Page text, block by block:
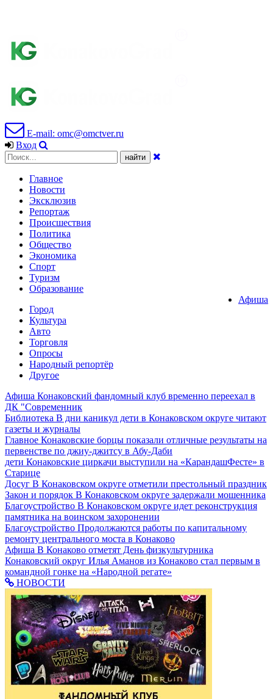
E-mail: omc@omctver.ru
Вход
Главное
Новости
Эксклюзив
Репортаж
Происшествия
Политика
Общество
Экономика
Спорт
Туризм
Образование
Афиша
Город
Культура
Авто
Торговля
Опросы
Народный репортёр
Другое
Афиша Конаковский фандомный клуб временно переехал в
ДК "Современник
Библиотека В дни каникул дети в Конаковском округе читают
газеты и журналы
Главное Конаковские борцы показали отличные результаты на
первенстве по джиу-джитсу в Абу-Даби
дети Конаковские циркачи выступили на «КарандашФесте» в
Старице
Досуг В Конаковском округе отметили престольный праздник
Закон и порядок В Конаковском округе задержали мошенника
Благоустройство В Конаковском округе идет реконструкция
памятника на воинском захоронении
Благоустройство Продолжаются работы по капитальному
ремонту центрального моста в Конаково
Афиша В Конаково отметят День физкультурника
Конаковский округ Илья Аманов из Конаково стал первым в
командной гонке на «Народной регате»
НОВОСТИ